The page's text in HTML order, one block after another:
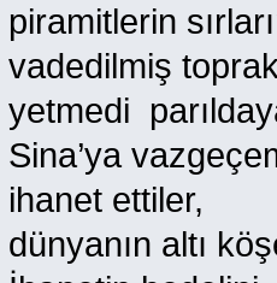
piramitlerin
vadedilmiş
yetmedi
Sina’ya
ihanet ettiler,
dünyanın altı